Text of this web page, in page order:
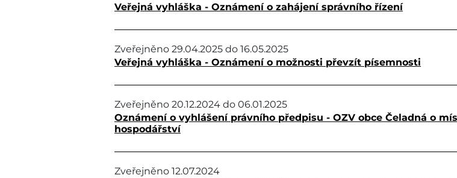
Veřejná vyhláška - Oznámení o zahájení správního řízení
Zveřejněno 29.04.2025 do 16.05.2025
Veřejná vyhláška - Oznámení o možnosti převzít písemnosti
Zveřejněno 20.12.2024 do 06.01.2025
Oznámení o vyhlášení právního předpisu - OZV obce Čeladná o
hospodářství
Zveřejněno 12.07.2024